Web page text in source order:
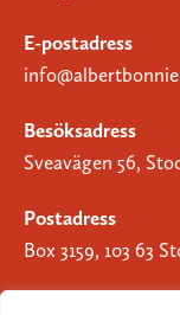
E-postadress
Besöksadress
Sveavägen 56,
Postadress
Box 3159, 103 63